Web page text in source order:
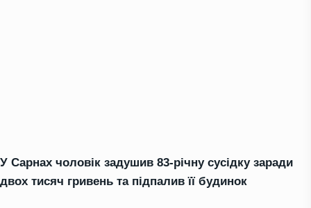
У Сарнах чоловік задушив 83-річну сусідку заради
двох тисяч гривень та підпалив її будинок